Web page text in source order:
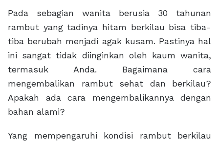
Pada sebagian wanita berusia 30 tahunan
rambut yang tadinya hitam berkilau bisa tiba-
tiba berubah menjadi agak kusam. Pastinya hal
ini sangat tidak diinginkan oleh kaum wanita,
termasuk Anda. Bagaimana cara
mengembalikan rambut sehat dan berkilau?
Apakah ada cara mengembalikannya dengan
bahan alami?
Yang mempengaruhi kondisi rambut berkilau